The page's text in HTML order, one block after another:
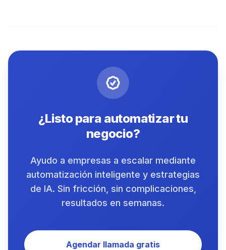
¿Listo para automatizar tu
negocio?
Ayudo a empresas a escalar mediante
automatización inteligente y estrategias
de IA. Sin fricción, sin complicaciones,
resultados en semanas.
Agendar llamada gratis